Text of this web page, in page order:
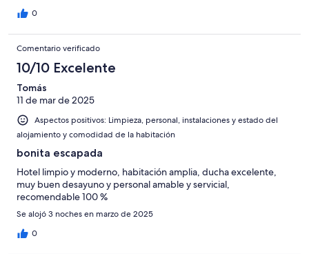
0
Comentario verificado
10/10 Excelente
Tomás
11 de mar de 2025
Aspectos positivos: Limpieza, personal, instalaciones y estado del
alojamiento y comodidad de la habitación
bonita escapada
Hotel limpio y moderno, habitación amplia, ducha excelente,
muy buen desayuno y personal amable y servicial,
recomendable 100 %
Se alojó 3 noches en marzo de 2025
0